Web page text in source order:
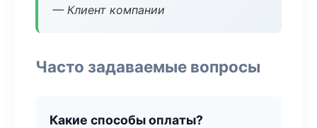
— Клиент компании
Часто задаваемые вопросы
Какие способы оплаты?